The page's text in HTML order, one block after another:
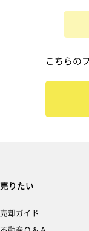
こちらの
売りたい
売却ガイド